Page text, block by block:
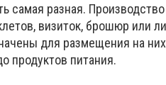
разная.
визиток, брошюр или
для размещения на
продуктов питания.